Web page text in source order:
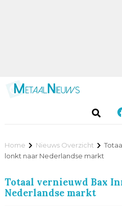
Home Nieuws Overzicht
lonkt naar Nederlandse markt
Totaal vernieuwd Bax
Nederlandse markt